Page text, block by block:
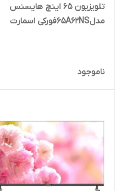
تلویزیون ۶۵ اینچ هایسنس
مدل65A62NSفورکی اسمارت
ناموجود